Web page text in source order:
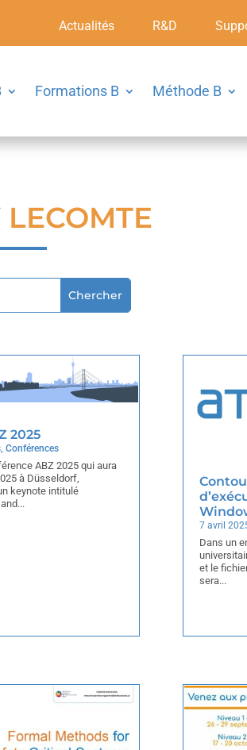
Actualités R&D
Formations B Méthode B
2025
, Conférences
ABZ 2025 qui aura
à Düsseldorf,
keynote intitulé
7 avril
Dans un
et le
sera...